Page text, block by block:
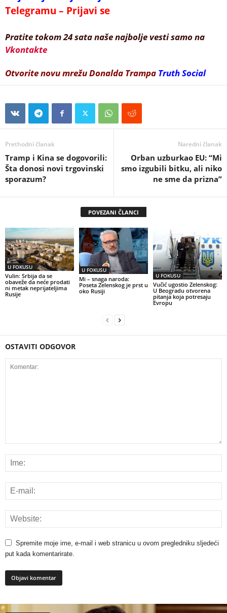
Telegramu – Prijavi se
Pratite tokom 24 sata naše najbolje vesti samo na
Vkontakte
Otvorite novu mrežu Donalda Trampa Truth Social
Prethodni članak
Tramp i Kina se dogovorili:
Šta donosi novi trgovinski
sporazum?
Naredni članak
Orban uzburkao EU: “Mi
smo izgubili bitku, ali niko
ne sme da prizna”
POVEZANI ČLANCI
U FOKUSU
Vulin: Srbija da se
obaveže da neće prodati
ni metak neprijateljima
Rusije
U FOKUSU
Mi – snaga naroda:
Poseta Zelenskog je prst u
oko Rusiji
U FOKUSU
Vučić ugostio Zelenskog:
U Beogradu otvorena
pitanja koja potresaju
Evropu
OSTAVITI ODGOVOR
Spremite moje ime, e-mail i web stranicu u ovom pregledniku sljedeći
put kada komentarirate.